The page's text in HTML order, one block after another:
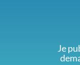
Je